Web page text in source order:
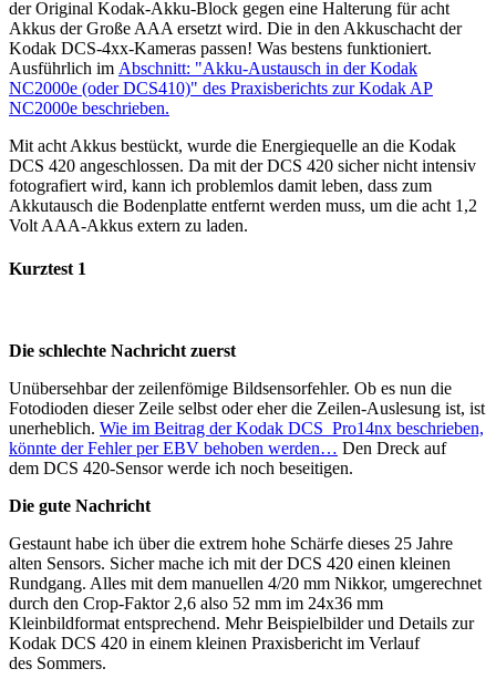
der Original Kodak-Akku-Block gegen eine Halterung für acht
Akkus der Große AAA ersetzt wird. Die in den Akkuschacht der
Kodak DCS-4xx-Kameras passen! Was bestens funktioniert.
Ausführlich im Abschnitt: "Akku-Austausch in der Kodak
NC2000e (oder DCS410)" des Praxisberichts zur Kodak AP
NC2000e beschrieben.
Mit acht Akkus bestückt, wurde die Energiequelle an die Kodak
DCS 420 angeschlossen. Da mit der DCS 420 sicher nicht intensiv
fotografiert wird, kann ich problemlos damit leben, dass zum
Akkutausch die Bodenplatte entfernt werden muss, um die acht 1,2
Volt AAA-Akkus extern zu laden.
Kurztest 1
Die schlechte Nachricht zuerst
Unübersehbar der zeilenfömige Bildsensorfehler. Ob es nun die
Fotodioden dieser Zeile selbst oder eher die Zeilen-Auslesung ist, ist
unerheblich. Wie im Beitrag der Kodak DCS Pro14nx beschrieben,
könnte der Fehler per EBV behoben werden… Den Dreck auf
dem DCS 420-Sensor werde ich noch beseitigen.
Die gute Nachricht
Gestaunt habe ich über die extrem hohe Schärfe dieses 25 Jahre
alten Sensors. Sicher mache ich mit der DCS 420 einen kleinen
Rundgang. Alles mit dem manuellen 4/20 mm Nikkor, umgerechnet
durch den Crop-Faktor 2,6 also 52 mm im 24x36 mm
Kleinbildformat entsprechend. Mehr Beispielbilder und Details zur
Kodak DCS 420 in einem kleinen Praxisbericht im Verlauf
des Sommers.